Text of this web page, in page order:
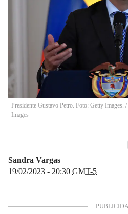
Presidente Gustavo Petro. Foto: Getty Images. /
Images
Sandra Vargas
19/02/2023 - 20:30 GMT-5